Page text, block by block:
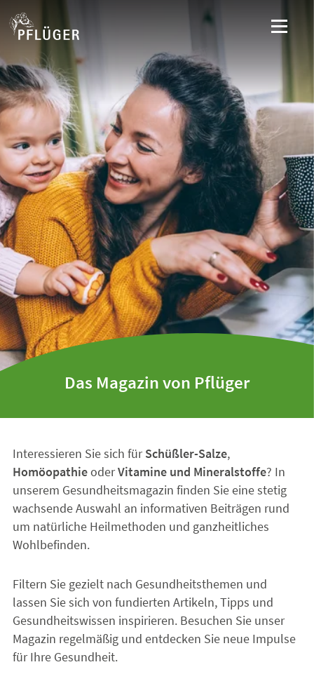
Das Magazin von Pflüger
Interessieren Sie sich fürSchüßler-Salze,
HomöopathieoderVitamine und Mineralstoffe? In
unserem Gesundheitsmagazin finden Sie eine stetig
wachsende Auswahl an informativen Beiträgen rund
um natürliche Heilmethoden und ganzheitliches
Wohlbefinden.
Filtern Sie gezielt nach Gesundheitsthemen und
lassen Sie sich von fundierten Artikeln, Tipps und
Gesundheitswissen inspirieren. Besuchen Sie unser
Magazin regelmäßig und entdecken Sie neue Impulse
für Ihre Gesundheit.